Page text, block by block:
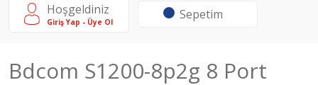
Hoşgeldiniz
Giriş Yap - Üye Ol Sepetim
Bdcom S1200-8p2g 8 Port